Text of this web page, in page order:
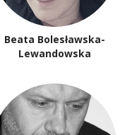
Beata Bolesławska-
Lewandowska